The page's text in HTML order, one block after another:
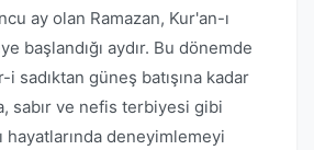
ay olan Ramazan, Kur'an-ı
başlandığı aydır. Bu dönemde
sadıktan güneş batışına kadar
sabır ve nefis terbiyesi gibi
hayatlarında deneyimlemeyi